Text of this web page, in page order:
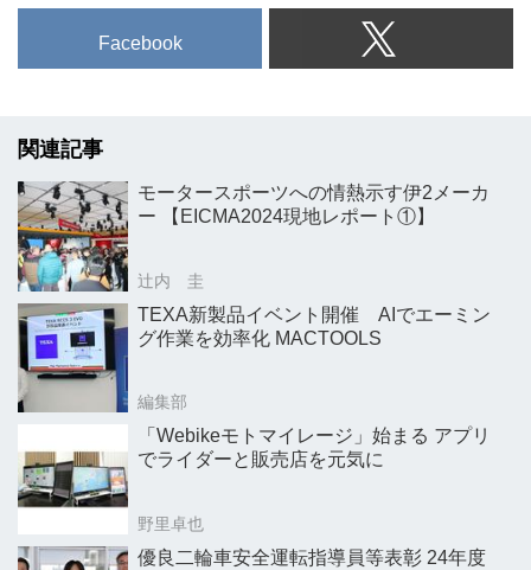
Facebook
関連記事
モータースポーツへの情熱示す伊2メーカ
ー 【EICMA2024現地レポート①】
辻内 圭
TEXA新製品イベント開催 AIでエーミン
グ作業を効率化 MACTOOLS
編集部
「Webikeモトマイレージ」始まる アプリ
でライダーと販売店を元気に
野里卓也
優良二輪車安全運転指導員等表彰 24年度